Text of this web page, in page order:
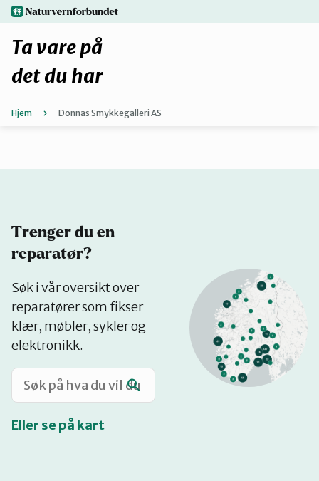
Hopp
til
hovedinnhold
Forbehold
Hvorfor reparere?
Katalog
Mitt navn
naturvernforbundet.no
Ta vare på
det du har
Hjem Donnas Smykkegalleri AS
Trenger du en
reparatør?
Søk i vår oversikt over
reparatører som fikser
klær, møbler, sykler og
elektronikk.
Eller se på kart
på
kart